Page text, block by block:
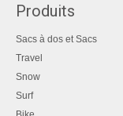
Produits
Sacs à dos et Sacs
Travel
Snow
Surf